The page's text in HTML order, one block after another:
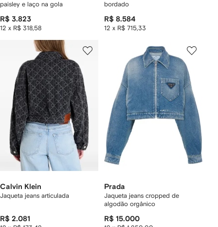
paisley e laço na gola
R$ 3.823
12 x R$ 318,58
bordado
R$ 8.584
12 x R$ 715,33
Calvin Klein
Jaqueta jeans articulada
R$ 2.081
Prada
Jaqueta jeans cropped de
algodão orgânico
R$ 15.000